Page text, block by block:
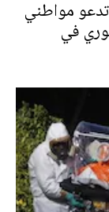
تدعو مواطني
في